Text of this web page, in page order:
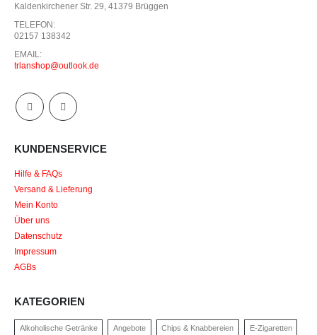
Kaldenkirchener Str. 29, 41379 Brüggen
TELEFON:
02157 138342
EMAIL:
trlanshop@outlook.de
KUNDENSERVICE
Hilfe & FAQs
Versand & Lieferung
Mein Konto
Über uns
Datenschutz
Impressum
AGBs
KATEGORIEN
Alkoholische Getränke Angebote Chips & Knabbereien E-Zigaretten